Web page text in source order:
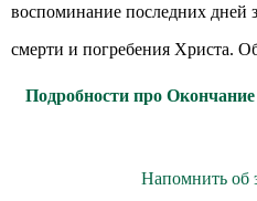
воспоминание последних дней
смерти и погребения Христа.
Подробности про
Напомнить об